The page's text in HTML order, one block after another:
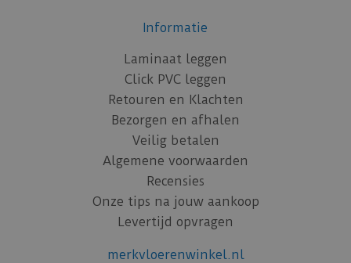
Informatie
Laminaat leggen
Click PVC leggen
Retouren en Klachten
Bezorgen en afhalen
Veilig betalen
Algemene voorwaarden
Recensies
Onze tips na jouw aankoop
Levertijd opvragen
merkvloerenwinkel.nl